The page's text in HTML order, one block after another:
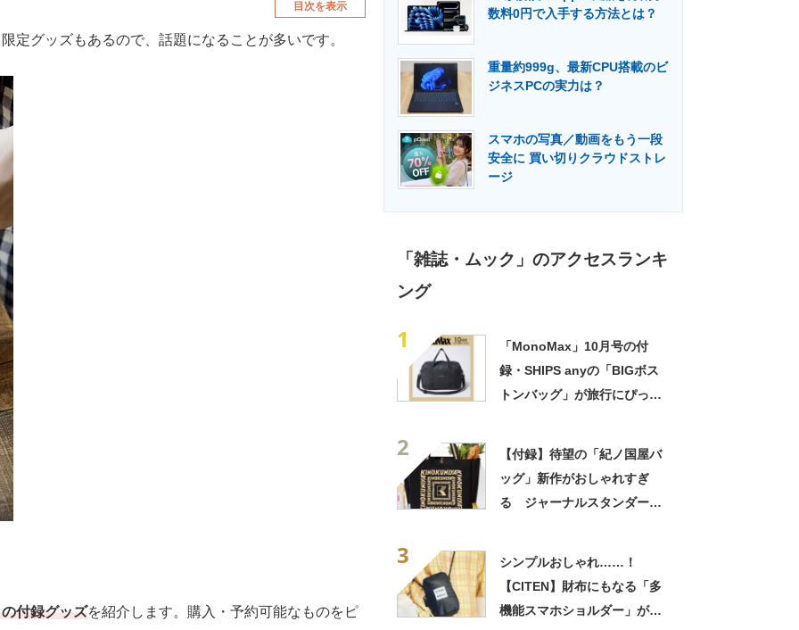
目次を表示
グッズもあるので、話題になることが多いです。
付録グッズを紹介します。購入・予約可能なものをピ
数料0円で入手する方法とは？
重量約999g、最新CPU搭載のビ
ジネスPCの実力は？
スマホの写真／動画をもう一段
安全に 買い切りクラウドストレ
ージ
「雑誌・ムック」のアクセスランキ
ング
1
「MonoMax」10月号の付
録・SHIPS anyの「BIGボス
トンバッグ」が旅行にぴった
2
【付録】待望の「紀ノ国屋バ
ッグ」新作がおしゃれすぎ
る ジャーナルスタンダード
3
シンプルおしゃれ……！
【CITEN】財布にもなる「多
機能スマホショルダー」が付